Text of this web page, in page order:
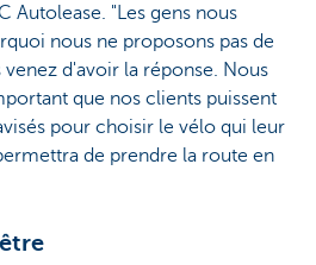
Autolease. "Les gens nous
nous ne proposons pas de
d'avoir la réponse. Nous
que nos clients puissent
pour choisir le vélo qui leur
de prendre la route en